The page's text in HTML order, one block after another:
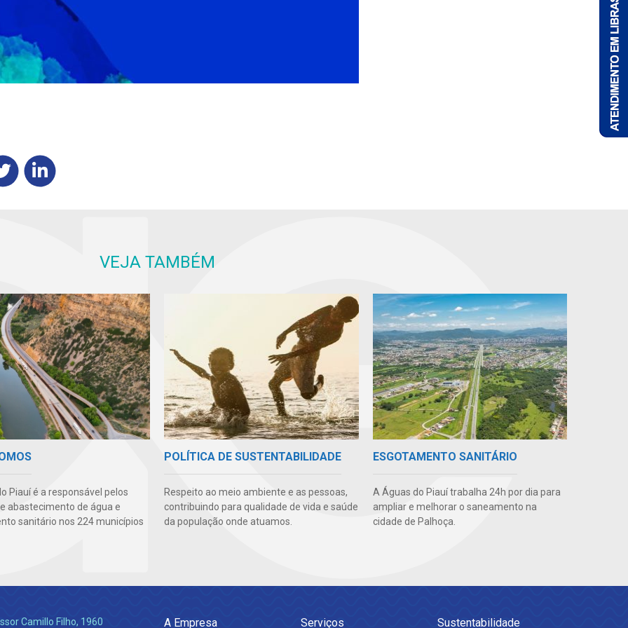
VEJA TAMBÉM
Piauí é a responsável pelos
abastecimento de água e
sanitário nos 224 municípios
POLÍTICA DE SUSTENTABILIDADE
Respeito ao meio ambiente e as pessoas,
contribuindo para qualidade de vida e saúde
da população onde atuamos.
ESGOTAMENTO SANITÁRIO
A Águas do Piauí trabalha 24h por dia para
ampliar e melhorar o saneamento na
cidade de Palhoça.
Camillo Filho, 1960 A Empresa Serviços Sustentabilidade